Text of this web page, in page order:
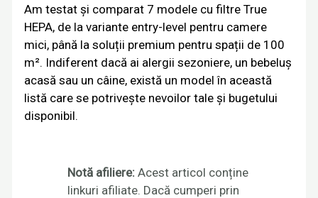
Am testat și comparat 7 modele cu filtre True
HEPA, de la variante entry-level pentru camere
mici, până la soluții premium pentru spații de 100
m². Indiferent dacă ai alergii sezoniere, un bebeluș
acasă sau un câine, există un model în această
listă care se potrivește nevoilor tale și bugetului
disponibil.
Notă afiliere:Acest articol conține
linkuri afiliate. Dacă cumperi prin